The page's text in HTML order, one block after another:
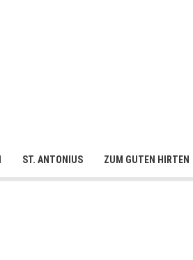
ST. ANTONIUS ZUM GUTEN HIRTEN